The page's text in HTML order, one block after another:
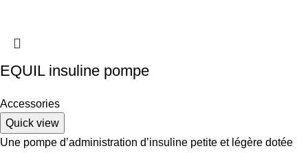
EQUIL insuline pompe
Accessories
Quick view
Une pompe d’administration d’insuline petite et légère dotée